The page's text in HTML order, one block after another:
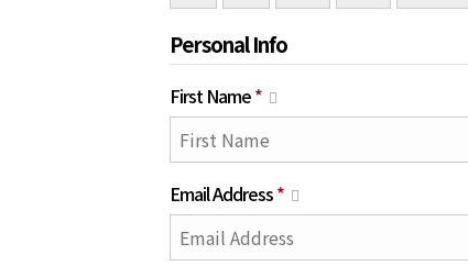
Personal Info
First Name*
Email Address*